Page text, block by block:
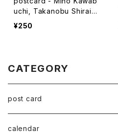
uchi, Takanobu Shiraish
i - 2024ver
¥250
CATEGORY
post card
series 02
calendar